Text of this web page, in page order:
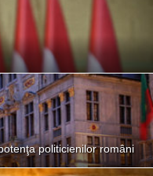
politicienilor români